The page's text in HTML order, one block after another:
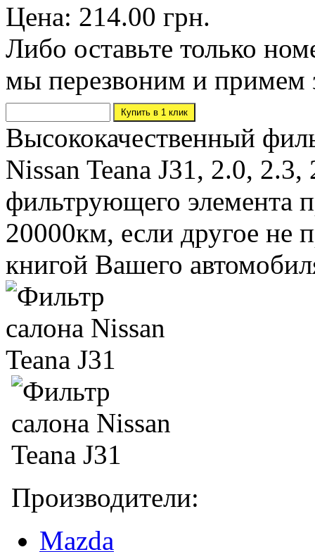
Цена: 214.00 грн.
Либо оставьте только
мы перезвоним и примем
Высококачественный
Nissan Teana J31, 2.0,
фильтрующего элемента
20000км, если другое не
книгой Вашего
Производители:
Mazda